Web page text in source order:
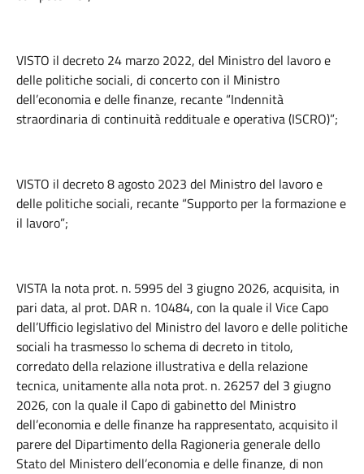
VISTO il decreto 24 marzo 2022, del Ministro del lavoro e
delle politiche sociali, di concerto con il Ministro
dell’economia e delle finanze, recante “Indennità
straordinaria di continuità reddituale e operativa (ISCRO)”;
VISTO il decreto 8 agosto 2023 del Ministro del lavoro e
delle politiche sociali, recante “Supporto per la formazione e
il lavoro”;
VISTA la nota prot. n. 5995 del 3 giugno 2026, acquisita, in
pari data, al prot. DAR n. 10484, con la quale il Vice Capo
dell’Ufficio legislativo del Ministro del lavoro e delle politiche
sociali ha trasmesso lo schema di decreto in titolo,
corredato della relazione illustrativa e della relazione
tecnica, unitamente alla nota prot. n. 26257 del 3 giugno
2026, con la quale il Capo di gabinetto del Ministro
dell’economia e delle finanze ha rappresentato, acquisito il
parere del Dipartimento della Ragioneria generale dello
Stato del Ministero dell’economia e delle finanze, di non